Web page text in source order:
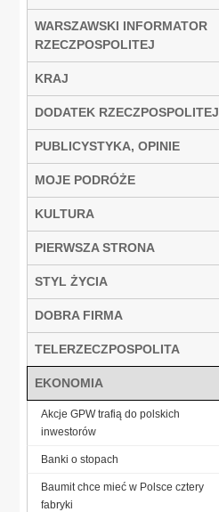
WARSZAWSKI INFORMATOR
RZECZPOSPOLITEJ
KRAJ
DODATEK RZECZPOSPOLITEJ
PUBLICYSTYKA, OPINIE
MOJE PODRÓŻE
KULTURA
PIERWSZA STRONA
STYL ŻYCIA
DOBRA FIRMA
TELERZECZPOSPOLITA
EKONOMIA
Akcje GPW trafią do polskich
inwestorów
Banki o stopach
Baumit chce mieć w Polsce cztery
fabryki